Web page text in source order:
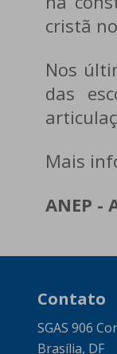
cristã
Nos
das
Mais
ANEP -
Contato
SGAS 906
Brasília, DF